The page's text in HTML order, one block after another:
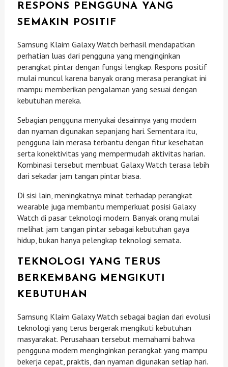
RESPONS PENGGUNA YANG
SEMAKIN POSITIF
Samsung Klaim Galaxy Watch berhasil mendapatkan
perhatian luas dari pengguna yang menginginkan
perangkat pintar dengan fungsi lengkap. Respons positif
mulai muncul karena banyak orang merasa perangkat ini
mampu memberikan pengalaman yang sesuai dengan
kebutuhan mereka.
Sebagian pengguna menyukai desainnya yang modern
dan nyaman digunakan sepanjang hari. Sementara itu,
pengguna lain merasa terbantu dengan fitur kesehatan
serta konektivitas yang mempermudah aktivitas harian.
Kombinasi tersebut membuat Galaxy Watch terasa lebih
dari sekadar jam tangan pintar biasa.
Di sisi lain, meningkatnya minat terhadap perangkat
wearable juga membantu memperkuat posisi Galaxy
Watch di pasar teknologi modern. Banyak orang mulai
melihat jam tangan pintar sebagai kebutuhan gaya
hidup, bukan hanya pelengkap teknologi semata.
TEKNOLOGI YANG TERUS
BERKEMBANG MENGIKUTI
KEBUTUHAN
Samsung Klaim Galaxy Watch sebagai bagian dari evolusi
teknologi yang terus bergerak mengikuti kebutuhan
masyarakat. Perusahaan tersebut memahami bahwa
pengguna modern menginginkan perangkat yang mampu
bekerja cepat, praktis, dan nyaman digunakan setiap hari.